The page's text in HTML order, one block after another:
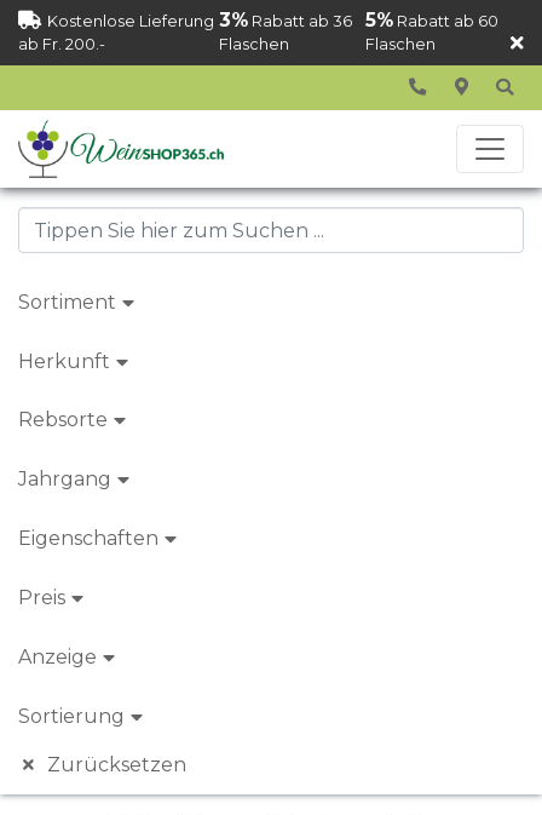
Kostenlose Lieferung
ab Fr. 200.-
3% Rabatt ab 36
Flaschen
5%Rabatt ab 60
Flaschen
Sortiment
Herkunft
Rebsorte
Jahrgang
Eigenschaften
Preis
Anzeige
Sortierung
Zurücksetzen